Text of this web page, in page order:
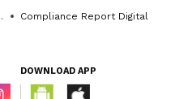
Compliance Report Digital
DOWNLOAD APP